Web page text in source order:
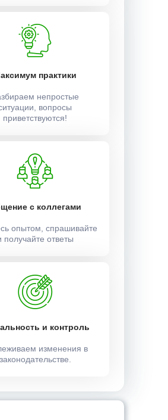
практики
непростые
вопросы
приветствуются!
с коллегами
опытом, спрашивайте
получайте ответы
и контроль
изменения в
законодательстве.